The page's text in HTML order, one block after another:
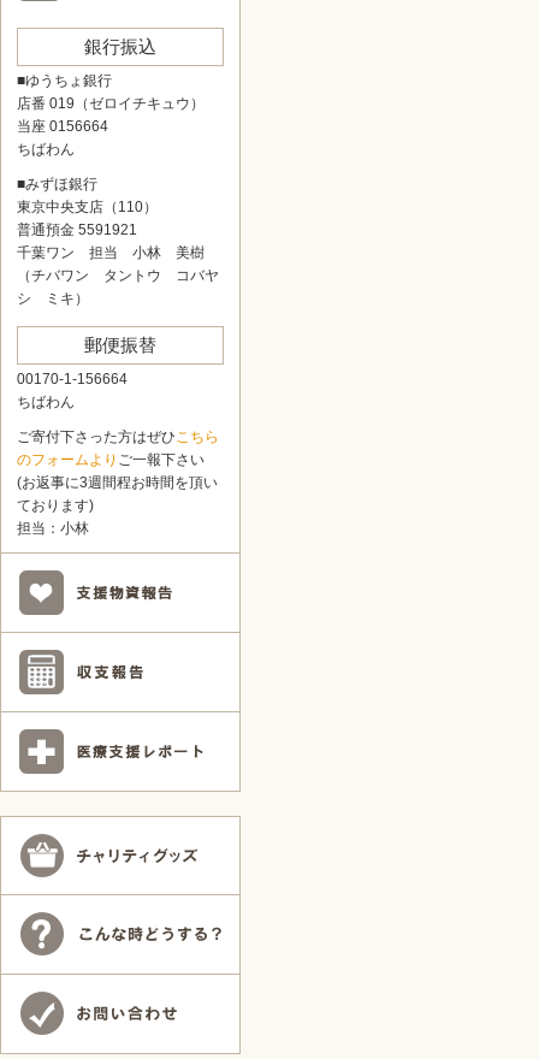
銀行振込
■ゆうちょ銀行
店番 019（ゼロイチキュウ）
当座 0156664
ちばわん
■みずほ銀行
東京中央支店（110）
普通預金 5591921
千葉ワン 担当 小林 美樹
（チバワン タントウ コバヤ
シ ミキ）
郵便振替
00170-1-156664
ちばわん
ご寄付下さった方はぜひこちら
のフォームより ご一報下さい
(お返事に3週間程お時間を頂い
ております)
担当：小林